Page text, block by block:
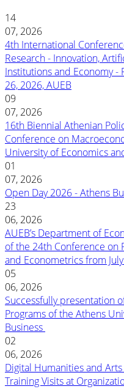
14
07, 2026
4th International
Research - Innovation,
Institutions and Economy -
26, 2026, AUEB
09
07, 2026
16th Biennial Athenian
Conference on
University of Economics
01
07, 2026
Open Day 2026 - Athens
23
06, 2026
AUEB’s Department of
of the 24th Conference on
and Econometrics from
05
06, 2026
Successfully presentation
Programs of the Athens
Business
02
06, 2026
Digital Humanities and
Training Visits at